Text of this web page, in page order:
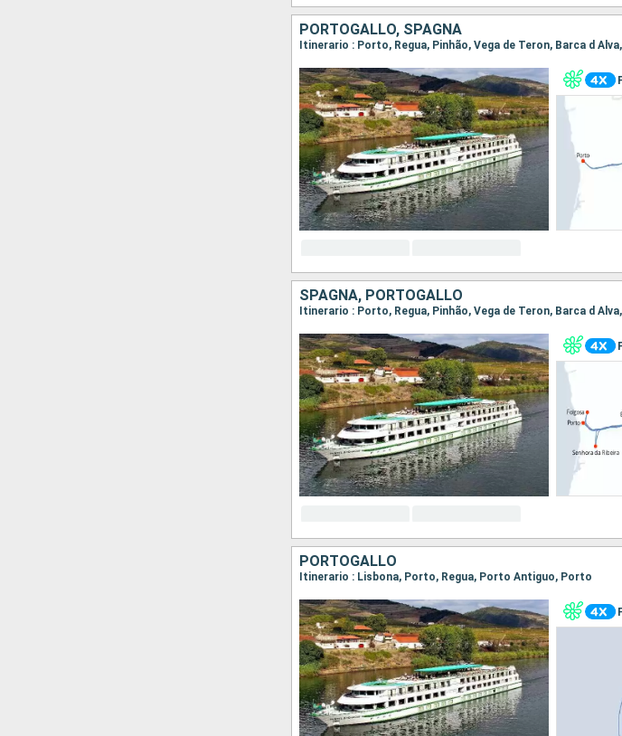
PORTOGALLO, SPAGNA
Itinerario : Porto, Regua, Pinhão, Vega de Teron, Barca d
SPAGNA, PORTOGALLO
PORTOGALLO
Itinerario : Lisbona, Porto, Regua, Porto Antiguo, Porto